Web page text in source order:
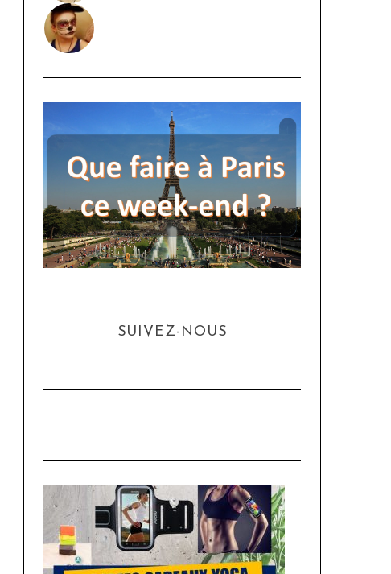
SUIVEZ-NOUS